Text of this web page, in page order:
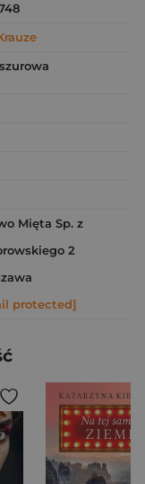
Mięta Sp. z
2
protected]